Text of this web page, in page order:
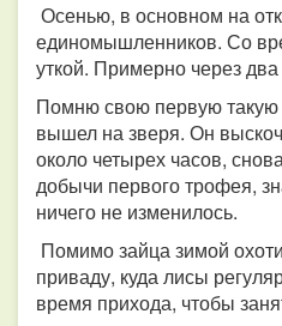
Осенью, в основном на
единомышленников. Со
уткой. Примерно через
Помню свою первую такую
вышел на зверя. Он
около четырех часов,
добычи первого трофея,
ничего не изменилось.
Помимо зайца зимой
приваду, куда лисы
время прихода, чтобы